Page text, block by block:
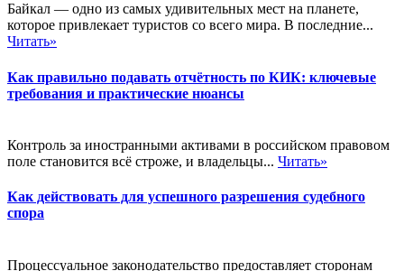
Байкал — одно из самых удивительных мест на планете,
которое привлекает туристов со всего мира. В последние...
Читать»
Как правильно подавать отчётность по КИК: ключевые
требования и практические нюансы
Контроль за иностранными активами в российском правовом
поле становится всё строже, и владельцы... Читать»
Как действовать для успешного разрешения судебного
спора
Процессуальное законодательство предоставляет сторонам